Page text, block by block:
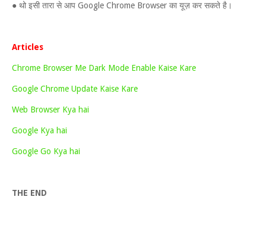
● थो इसी तारा से आप Google Chrome Browser का यूज़ कर सकते है।
Articles
Chrome Browser Me Dark Mode Enable Kaise Kare
Google Chrome Update Kaise Kare
Web Browser Kya hai
Google Kya hai
Google Go Kya hai
THE END